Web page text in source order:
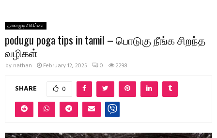
தலைமுடி சிகிச்சை
podugu poga tips in tamil – பொடுகு நீங்க சிறந்த
வழிகள்
by nathan February 12, 2025 0 2298
SHARE 0